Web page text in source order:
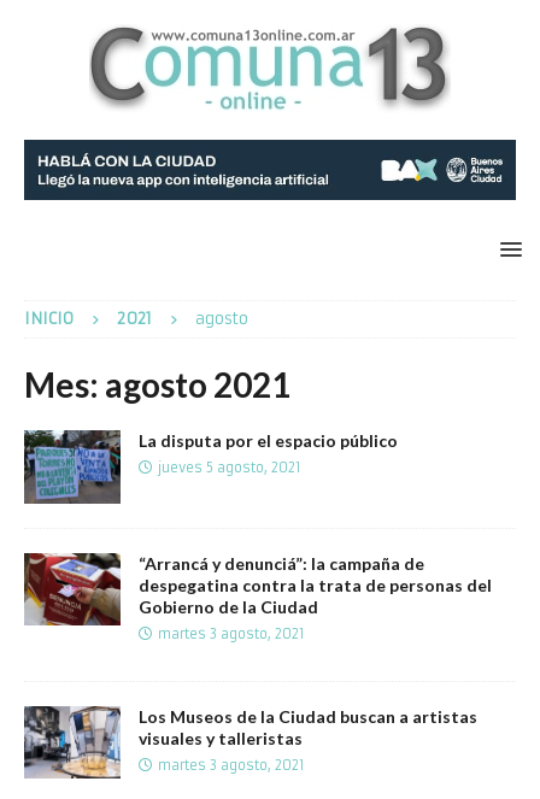
INICIO 2021 agosto
Mes: agosto 2021
La disputa por el espacio público
jueves 5 agosto, 2021
“Arrancá y denunciá”: la campaña de
despegatina contra la trata de personas del
Gobierno de la Ciudad
martes 3 agosto, 2021
Los Museos de la Ciudad buscan a artistas
visuales y talleristas
martes 3 agosto, 2021